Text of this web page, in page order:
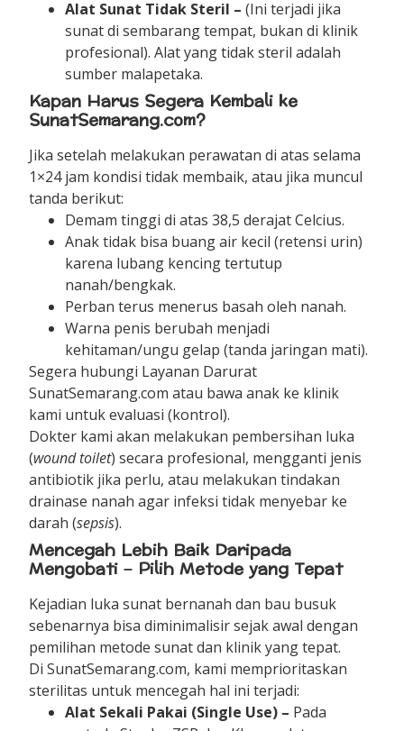
Alat Sunat Tidak Steril – (Ini terjadi jika
sunat di sembarang tempat, bukan di klinik
profesional). Alat yang tidak steril adalah
sumber malapetaka.
Kapan Harus Segera Kembali ke
SunatSemarang.com?
Jika setelah melakukan perawatan di atas selama
1×24 jam kondisi tidak membaik, atau jika muncul
tanda berikut:
Demam tinggi di atas 38,5 derajat Celcius.
Anak tidak bisa buang air kecil (retensi urin)
karena lubang kencing tertutup
nanah/bengkak.
Perban terus menerus basah oleh nanah.
Warna penis berubah menjadi
kehitaman/ungu gelap (tanda jaringan mati).
Segera hubungi Layanan Darurat
SunatSemarang.com atau bawa anak ke klinik
kami untuk evaluasi (kontrol).
Dokter kami akan melakukan pembersihan luka
(wound toilet) secara profesional, mengganti jenis
antibiotik jika perlu, atau melakukan tindakan
drainase nanah agar infeksi tidak menyebar ke
darah (sepsis).
Mencegah Lebih Baik Daripada
Mengobati – Pilih Metode yang Tepat
Kejadian luka sunat bernanah dan bau busuk
sebenarnya bisa diminimalisir sejak awal dengan
pemilihan metode sunat dan klinik yang tepat.
Di SunatSemarang.com, kami memprioritaskan
sterilitas untuk mencegah hal ini terjadi:
Alat Sekali Pakai (Single Use) – Pada